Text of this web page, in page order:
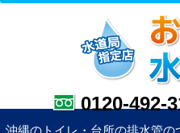
0120-492-
沖縄のトイレ・台所の排水管